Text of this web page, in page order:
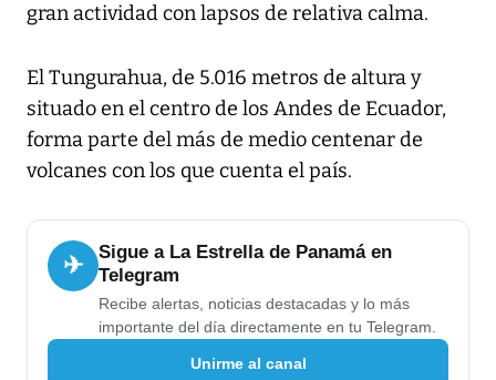
gran actividad con lapsos de relativa calma.
El Tungurahua, de 5.016 metros de altura y
situado en el centro de los Andes de Ecuador,
forma parte del más de medio centenar de
volcanes con los que cuenta el país.
✈
Sigue a La Estrella de Panamá en
Telegram
Recibe alertas, noticias destacadas y lo más
importante del día directamente en tu Telegram.
Unirme al canal